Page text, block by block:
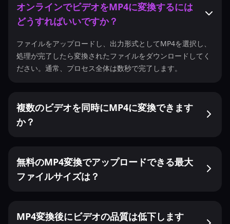
オンラインでビデオをMP4に変換するには
どうすればいいですか？
ファイルをアップロードし、出力形式としてMP4を選択し、
処理が完了したら変換されたファイルをダウンロードしてく
ださい。通常、プロセス全体は数秒で完了します。
複数のビデオを同時にMP4に変換できます
か？
無料のMP4変換でアップロードできる最大
ファイルサイズは？
MP4変換後にビデオの品質は低下します